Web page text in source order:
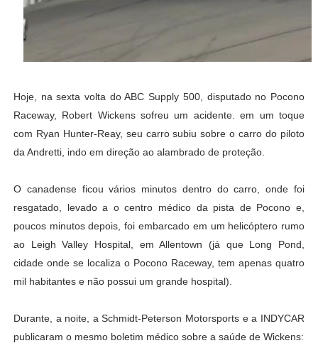
Hoje, na sexta volta do ABC Supply 500, disputado no Pocono
Raceway, Robert Wickens sofreu um acidente. em um toque
com Ryan Hunter-Reay, seu carro subiu sobre o carro do piloto
da Andretti, indo em direção ao alambrado de proteção.
O canadense ficou vários minutos dentro do carro, onde foi
resgatado, levado a o centro médico da pista de Pocono e,
poucos minutos depois, foi embarcado em um helicóptero rumo
ao Leigh Valley Hospital, em Allentown (já que Long Pond,
cidade onde se localiza o Pocono Raceway, tem apenas quatro
mil habitantes e não possui um grande hospital).
Durante, a noite, a Schmidt-Peterson Motorsports e a INDYCAR
publicaram o mesmo boletim médico sobre a saúde de Wickens: